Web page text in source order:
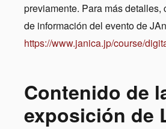
previamente. Para más detalles,
de información del evento de
https://www.janica.jp/course/
Contenido de
exposición de